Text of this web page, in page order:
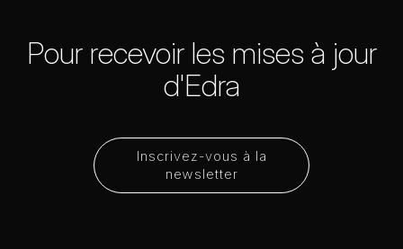
Inscrivez-vous à la
newsletter
Pour recevoir les mises à jour
d'Edra